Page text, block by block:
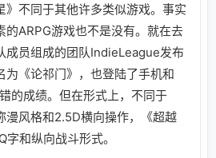
》不同于其他许多类似游戏。事实
的ARPG游戏也不是没有。就在去
成员组成的团队IndieLeague发布
为《论祁门》，也登陆了手机和
的成绩。但在形式上，不同于
漫风格和2.5D横向操作，《超越
和纵向战斗形式。